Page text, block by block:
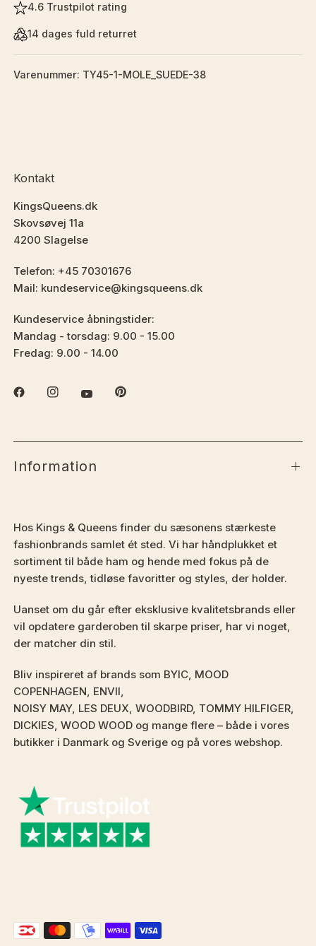
4.6 Trustpilot rating
14 dages fuld returret
Varenummer: TY45-1-MOLE_SUEDE-38
Kontakt
KingsQueens.dk
Skovsøvej 11a
4200 Slagelse
Telefon: +45 70301676
Mail: kundeservice@kingsqueens.dk
Kundeservice åbningstider:
Mandag - torsdag: 9.00 - 15.00
Fredag: 9.00 - 14.00
Information
Hos Kings & Queens finder du sæsonens stærkeste
fashionbrands samlet ét sted. Vi har håndplukket et
sortiment til både ham og hende med fokus på de
nyeste trends, tidløse favoritter og styles, der holder.
Uanset om du går efter eksklusive kvalitetsbrands eller
vil opdatere garderoben til skarpe priser, har vi noget,
der matcher din stil.
Bliv inspireret af brands som BYIC, MOOD
COPENHAGEN, ENVII,
NOISY MAY, LES DEUX, WOODBIRD, TOMMY HILFIGER,
DICKIES, WOOD WOOD og mange flere – både i vores
butikker i Danmark og Sverige og på vores webshop.